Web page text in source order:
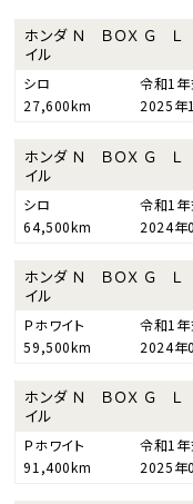
ホンダ Ｎ ＢＯＸ Ｇ Ｌ
イル
シロ 令和1
27,600km
2025年
ホンダ Ｎ ＢＯＸ Ｇ Ｌ
イル
シロ 令和1
64,500km
2024年
ホンダ Ｎ ＢＯＸ Ｇ Ｌ
イル
Ｐホワイト 令和1
59,500km
2024年
ホンダ Ｎ ＢＯＸ Ｇ Ｌ
イル
Ｐホワイト 令和1
91,400km
2025年